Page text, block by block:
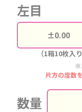
左目
（1箱10枚入り
片方の度数
数量